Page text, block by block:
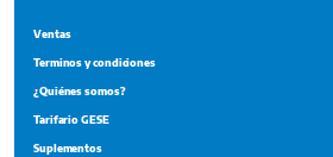
Ventas
Terminos y condiciones
¿Quiénes somos?
Tarifario GESE
Suplementos